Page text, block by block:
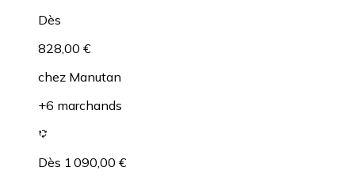
Dès
828,00 €
chez Manutan
+6 marchands
Dès 1 090,00 €